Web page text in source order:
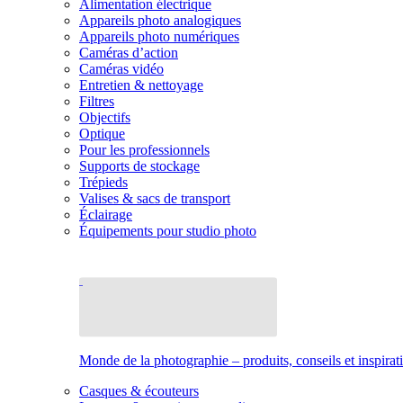
Alimentation électrique
Appareils photo analogiques
Appareils photo numériques
Caméras d’action
Caméras vidéo
Entretien & nettoyage
Filtres
Objectifs
Optique
Pour les professionnels
Supports de stockage
Trépieds
Valises & sacs de transport
Éclairage
Équipements pour studio photo
Monde de la photographie – produits, conseils et
Casques & écouteurs